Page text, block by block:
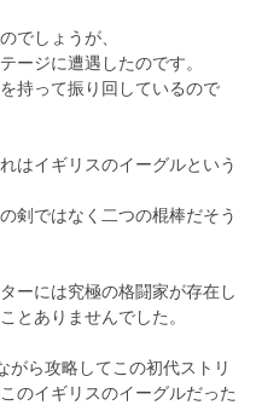
でしょうが、
ージに遭遇したのです。
持って振り回しているので
はイギリスのイーグルという
剣ではなく二つの棍棒だそう
ーには究極の格闘家が存在し
とありませんでした。
ら攻略してこの初代ストリ
のイギリスのイーグルだった